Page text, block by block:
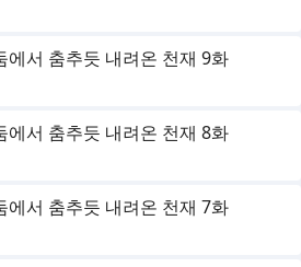
에서 춤추듯 내려온 천재 9화
에서 춤추듯 내려온 천재 8화
에서 춤추듯 내려온 천재 7화